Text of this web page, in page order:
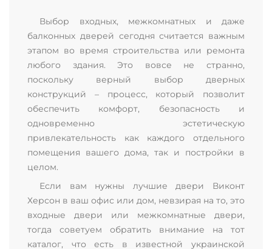
Выбор входных, межкомнатных и даже
балконных дверей сегодня считается важным
этапом во время строительства или ремонта
любого здания. Это вовсе не странно,
поскольку верный выбор дверных
конструкций – процесс, который позволит
обеспечить комфорт, безопасность и
одновременно эстетическую
привлекательность как каждого отдельного
помещения вашего дома, так и постройки в
целом.
Если вам нужны лучшие двери Виконт
Херсон в ваш офис или дом, невзирая на то, это
входные двери или межкомнатные двери,
тогда советуем обратить внимание на тот
каталог, что есть в известной украинской